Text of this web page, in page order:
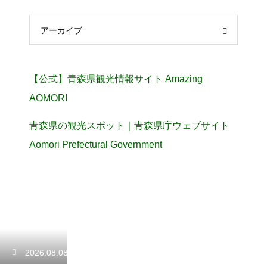
アーカイブ
【公式】青森県観光情報サイト Amazing
AOMORI
青森県の観光スポット｜青森県庁ウェブサイト
Aomori Prefectural Government
2026.08.08